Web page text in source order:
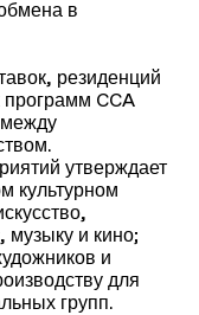
в
резиденций
CCA
утверждает
культурном
музыку и кино;
и
для
групп.